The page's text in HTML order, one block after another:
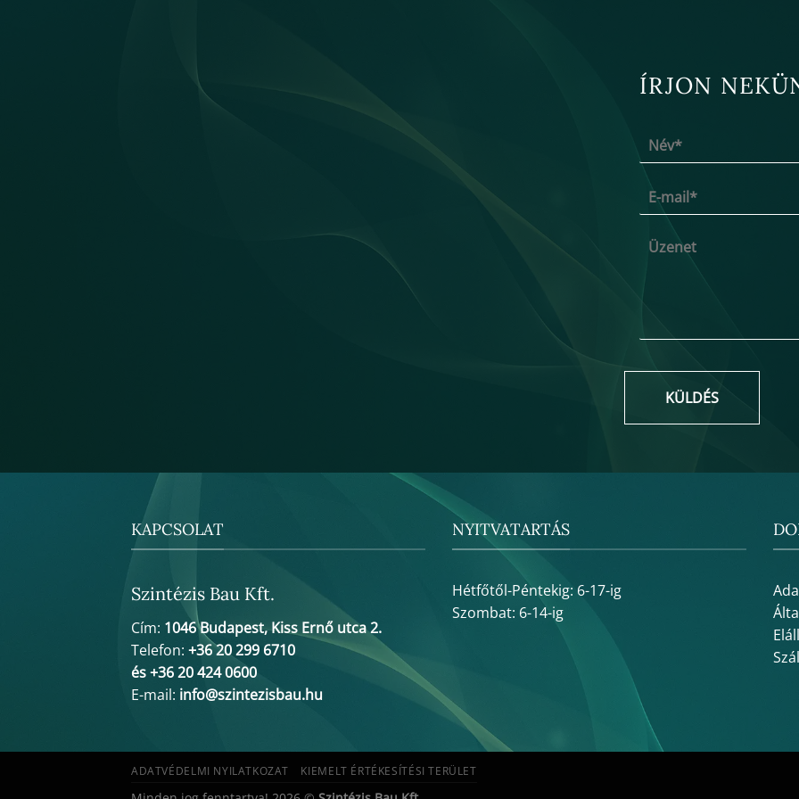
ÍRJON
KÜLDÉS
KAPCSOLAT
Szintézis Bau Kft.
Cím: 1046 Budapest, Kiss Ernő utca 2.
Telefon: +36 20 299 6710
és +36 20 424 0600
E-mail: info@szintezisbau.hu
NYITVATARTÁS
Hétfőtől-Péntekig: 6-17-ig
Szombat: 6-14-ig
ADATVÉDELMI NYILATKOZAT KIEMELT ÉRTÉKESÍTÉSI TERÜLET